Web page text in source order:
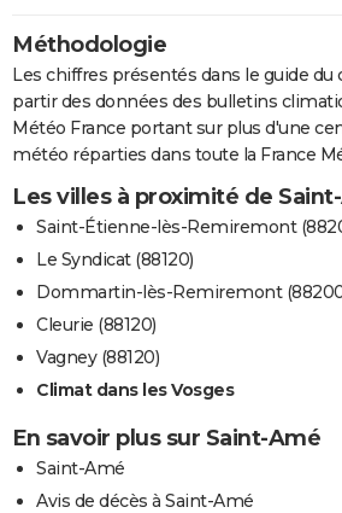
Méthodologie
Les chiffres présentés dans le guide
partir des données des bulletins
Météo France portant sur plus d'une
météo réparties dans toute la France
Les villes à proximité de
Saint-Étienne-lès-Remiremont
Le Syndicat (88120)
Dommartin-lès-Remiremont
Cleurie (88120)
Vagney (88120)
Climat dans les Vosges
En savoir plus sur Saint-Amé
Saint-Amé
Avis de décès à Saint-Amé